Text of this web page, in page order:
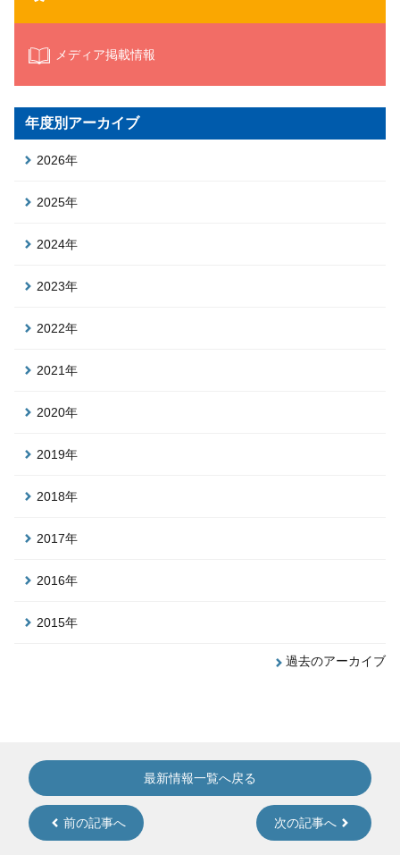
メディア掲載情報
年度別アーカイブ
2026年
2025年
2024年
2023年
2022年
2021年
2020年
2019年
2018年
2017年
2016年
2015年
過去のアーカイブ
前の記事へ
最新情報一覧へ戻る
次の記事へ